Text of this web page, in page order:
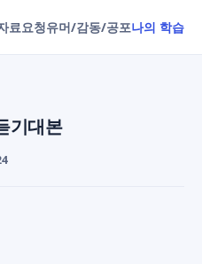
료요청유머/감동/공포나의 학습
기대본